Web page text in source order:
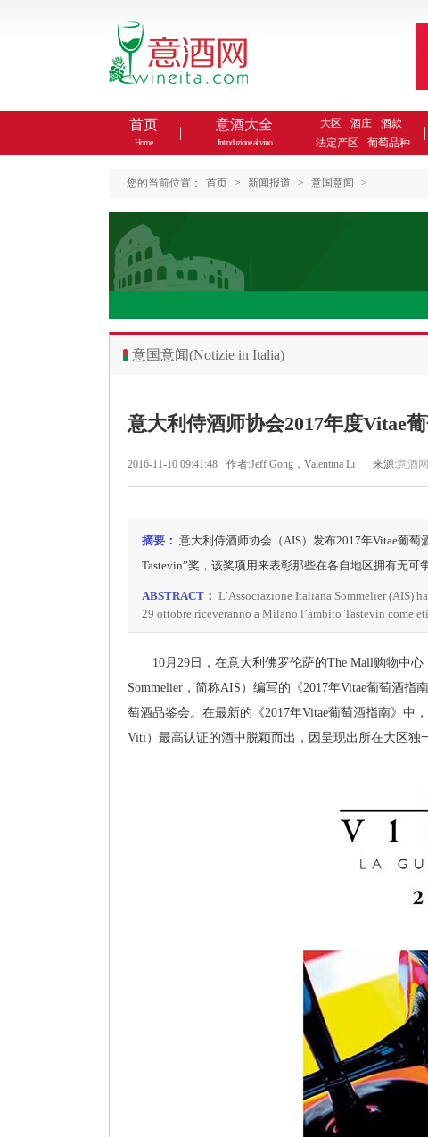
首页
Home
意酒大全
Introduzione al vino
大区 酒庄
酒款
法定产区
葡萄品种
您的当前位置： 首页 > 新闻报道 > 意国意闻 >
意国意闻(Notizie in Italia)
意大利侍酒师协会2017年度Vitae
2016-11-10 09:41:48 作者:Jeff Gong，Valentina Li 来源:意酒网
摘要： 意大利侍酒师协会（AIS）发布2017年Vitae葡
Tastevin”奖，该奖项用来表彰那些在各自地区拥有无可
ABSTRACT： L’Associazione Italiana Sommelier (AIS)
29 ottobre riceveranno a Milano l’ambito Tastevin come
10月29日，在意大利佛罗伦萨的The Mall购物中心
Sommelier，简称AIS）编写的《2017年Vitae葡萄酒指
萄酒品鉴会。在最新的《2017年Vitae葡萄酒指南》中
Viti）最高认证的酒中脱颖而出，因呈现出所在大区独